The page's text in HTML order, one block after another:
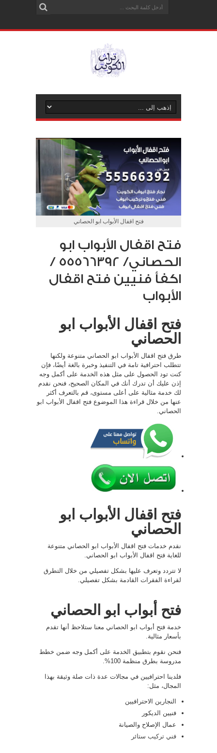
فتح اقفال الأبواب ابو الحصاني
فتح اقفال الأبواب ابو
الحصاني/ 55566392 /
اكفأ فنيين فتح اقفال
الأبواب
فتح اقفال الأبواب ابو
الحصاني
طرق فتح اقفال الأبواب ابو الحصاني متنوعة ولكنها
تتطلب احترافية تامة في التنفيذ وخبرة بالغة أيضًا، فإن
كنت تود الحصول على مثل هذه الخدمة على أكمل وجه
إذن عليك أن تدرك أنك في المكان الصحيح، فنحن نقدم
لك خدمة مثالية على أعلى مستوى، قم بالتعرف أكثر
عنها من خلال قراءة هذا الموضوع فتح اقفال الأبواب ابو
الحصاني.
فتح اقفال الأبواب ابو
الحصاني
نقدم خدمات فتح اقفال الأبواب ابو الحصاني متنوعة
للغاية فتح اقفال الأبواب ابو الحصاني.
لا تتردد وتعرف عليها بشكل تفصيلي من خلال التطرق
لقراءة الفقرات القادمة بشكل تفصيلي.
فتح أبواب ابو الحصاني
خدمة فتح أبواب ابو الحصاني معنا ستلاحظ أنها تقدم
بأسعار مثالية.
فنحن نقوم بتطبيق الخدمة على أكمل وجه ضمن خطط
مدروسة بطرق منظمة 100%.
فلدينا احترافيين في مجالات عدة ذات صلة وثيقة بهذا
المجال، مثل:
النجارين الاحترافيين
فنيين الديكور
عمال الإصلاح والصيانة
فني تركيب ستائر